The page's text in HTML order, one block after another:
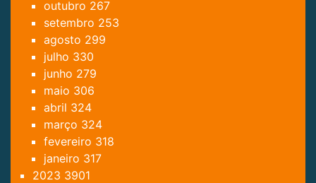
outubro 267
setembro 253
agosto 299
julho 330
junho 279
maio 306
abril 324
março 324
fevereiro 318
janeiro 317
2023 3901